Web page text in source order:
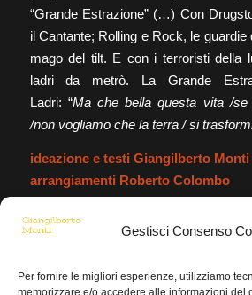
Gestisci Consenso
Per fornire le migliori esperienze, utilizziamo
memorizzare e/o accedere alle informazioni del
“Grande Estrazione” (…) Con
il Cantante; Rolling e Rock, le
mago del tilt. E con i terroristi della
ladri da metrò. La Grande
Ladri: “Ma che bella questa vita /se
/non vogliamo che la terra / si
ideazione e testi Giangilberto Monti
arrangiamenti Roberto Colombo